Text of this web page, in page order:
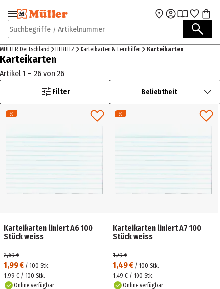
Zur Navigation
springen
Zum Hauptinhalt
Suchbegriffe / Artikelnummer
MÜLLER Deutschland HERLITZ Karteikarten & Lernhilfen Karteikarten
Karteikarten
Artikel 1 – 26 von 26
Filter
Beliebtheit
Karteikarten liniert A6 100
Stück weiss
1,99 € / 100 Stk.
2,69 €
1,99 € / 100 Stk.
Online verfügbar
Karteikarten liniert A7 100
Stück weiss
1,49 € / 100 Stk.
1,79 €
1,49 € / 100 Stk.
Online verfügbar